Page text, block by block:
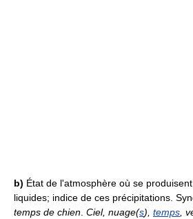
b) État de l'atmosphère où se
liquides; indice de ces précipitations.
temps de chien. Ciel, nuage(s), temps,